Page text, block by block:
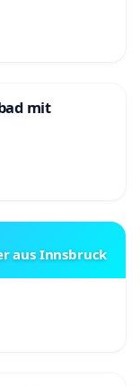
mit
aus Innsbruck